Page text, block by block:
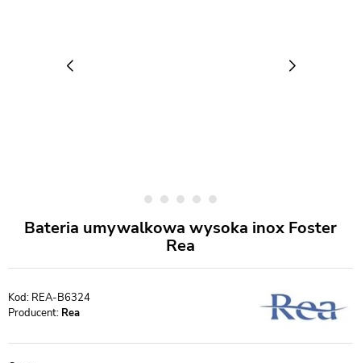
Bateria umywalkowa wysoka inox Foster
Rea
REA-B6324
Producent: Rea